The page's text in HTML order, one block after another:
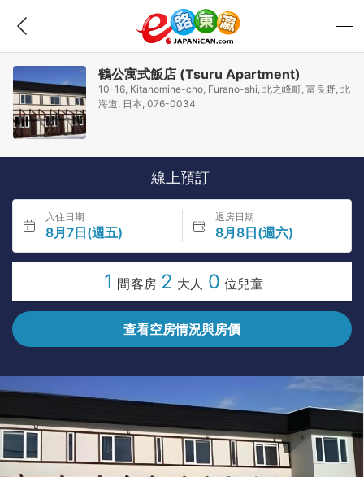
鶴公寓式飯店 (Tsuru Apartment)
10-16, Kitanomine-cho, Furano-shi, 北之峰町, 富良野, 北
海道, 日本, 076-0034
線上預訂
入住日期
8月7日(週五)
退房日期
8月8日(週六)
1 間客房 2 大人 0 位兒童
查看空房情況與房價